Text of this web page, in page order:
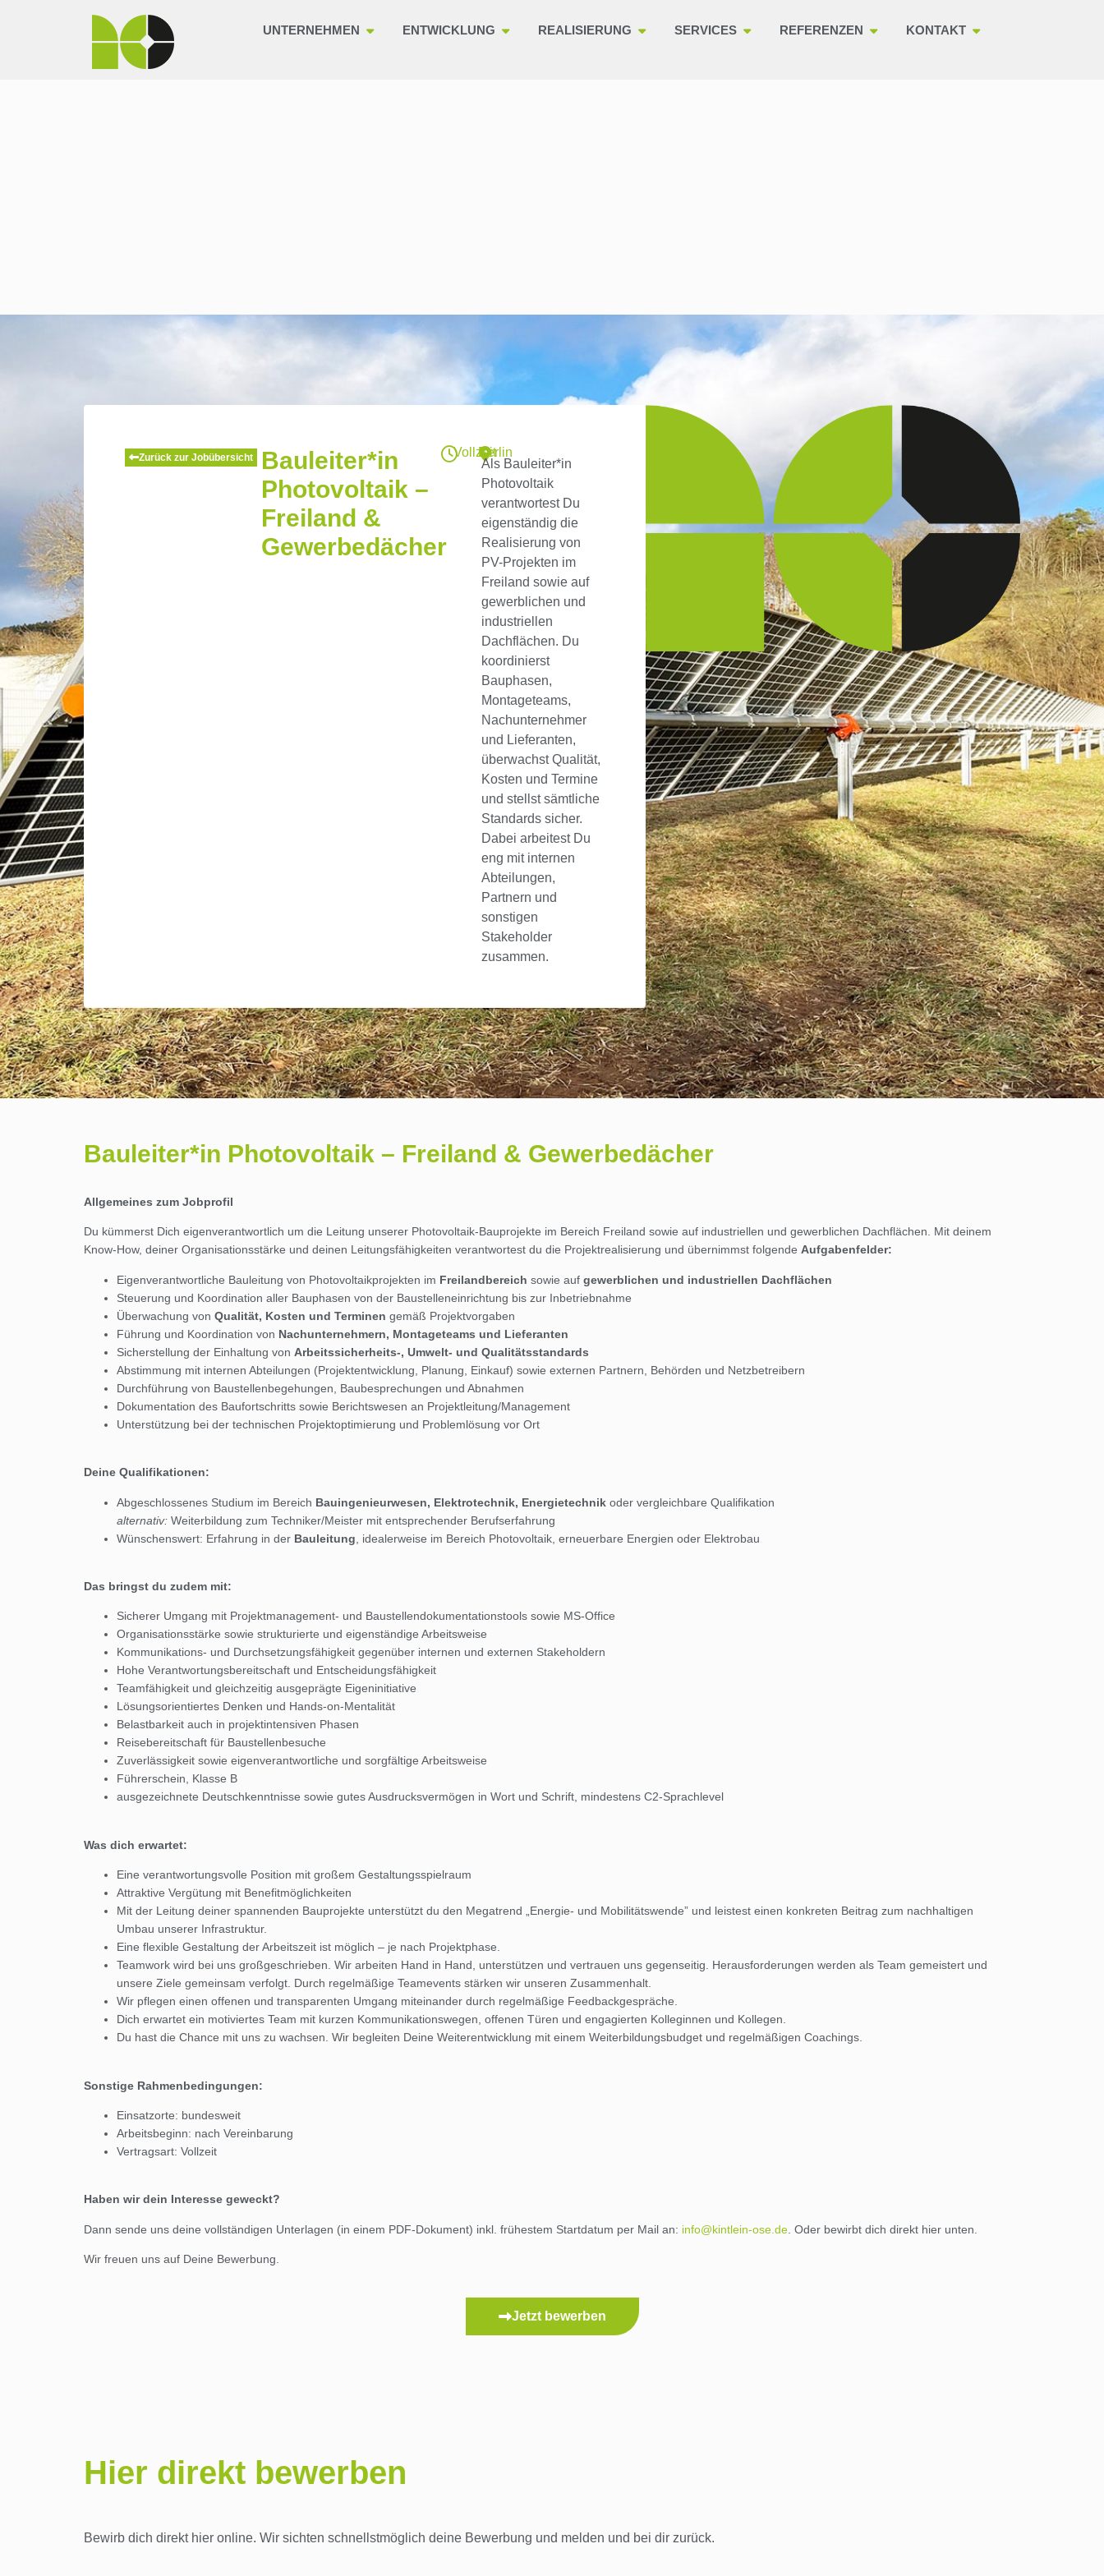
UNTERNEHMEN ENTWICKLUNG REALISIERUNG SERVICES REFERENZEN KONTAKT
Zurück zur Jobübersicht
Bauleiter*in
Photovoltaik –
Freiland &
Gewerbedächer
Vollzeit
Berlin
Als Bauleiter*in
Photovoltaik
verantwortest Du
eigenständig die
Realisierung von
PV-Projekten im
Freiland sowie auf
gewerblichen und
industriellen
Dachflächen. Du
koordinierst
Bauphasen,
Montageteams,
Nachunternehmer
und Lieferanten,
überwachst Qualität,
Kosten und Termine
und stellst sämtliche
Standards sicher.
Dabei arbeitest Du
eng mit internen
Abteilungen,
Partnern und
sonstigen
Stakeholder
zusammen.
Bauleiter*in Photovoltaik – Freiland & Gewerbedächer
Allgemeines zum Jobprofil
Du kümmerst Dich eigenverantwortlich um die Leitung unserer Photovoltaik-Bauprojekte im Bereich Freiland sowie auf industriellen und gewerblichen Dachflächen. Mit deinem
Know-How, deiner Organisationsstärke und deinen Leitungsfähigkeiten verantwortest du die Projektrealisierung und übernimmst folgende Aufgabenfelder:
Eigenverantwortliche Bauleitung von Photovoltaikprojekten im Freilandbereich sowie auf gewerblichen und industriellen Dachflächen
Steuerung und Koordination aller Bauphasen von der Baustelleneinrichtung bis zur Inbetriebnahme
Überwachung von Qualität, Kosten und Terminen gemäß Projektvorgaben
Führung und Koordination von Nachunternehmern, Montageteams und Lieferanten
Sicherstellung der Einhaltung von Arbeitssicherheits-, Umwelt- und Qualitätsstandards
Abstimmung mit internen Abteilungen (Projektentwicklung, Planung, Einkauf) sowie externen Partnern, Behörden und Netzbetreibern
Durchführung von Baustellenbegehungen, Baubesprechungen und Abnahmen
Dokumentation des Baufortschritts sowie Berichtswesen an Projektleitung/Management
Unterstützung bei der technischen Projektoptimierung und Problemlösung vor Ort
Deine Qualifikationen:
Abgeschlossenes Studium im Bereich Bauingenieurwesen, Elektrotechnik, Energietechnik oder vergleichbare Qualifikation
alternativ: Weiterbildung zum Techniker/Meister mit entsprechender Berufserfahrung
Wünschenswert: Erfahrung in der Bauleitung , idealerweise im Bereich Photovoltaik, erneuerbare Energien oder Elektrobau
Das bringst du zudem mit:
Sicherer Umgang mit Projektmanagement- und Baustellendokumentationstools sowie MS-Office
Organisationsstärke sowie strukturierte und eigenständige Arbeitsweise
Kommunikations- und Durchsetzungsfähigkeit gegenüber internen und externen Stakeholdern
Hohe Verantwortungsbereitschaft und Entscheidungsfähigkeit
Teamfähigkeit und gleichzeitig ausgeprägte Eigeninitiative
Lösungsorientiertes Denken und Hands-on-Mentalität
Belastbarkeit auch in projektintensiven Phasen
Reisebereitschaft für Baustellenbesuche
Zuverlässigkeit sowie eigenverantwortliche und sorgfältige Arbeitsweise
Führerschein, Klasse B
ausgezeichnete Deutschkenntnisse sowie gutes Ausdrucksvermögen in Wort und Schrift, mindestens C2-Sprachlevel
Was dich erwartet:
Eine verantwortungsvolle Position mit großem Gestaltungsspielraum
Attraktive Vergütung mit Benefitmöglichkeiten
Mit der Leitung deiner spannenden Bauprojekte unterstützt du den Megatrend „Energie- und Mobilitätswende” und leistest einen konkreten Beitrag zum nachhaltigen
Umbau unserer Infrastruktur.
Eine flexible Gestaltung der Arbeitszeit ist möglich – je nach Projektphase.
Teamwork wird bei uns großgeschrieben. Wir arbeiten Hand in Hand, unterstützen und vertrauen uns gegenseitig. Herausforderungen werden als Team gemeistert und
unsere Ziele gemeinsam verfolgt. Durch regelmäßige Teamevents stärken wir unseren Zusammenhalt.
Wir pflegen einen offenen und transparenten Umgang miteinander durch regelmäßige Feedbackgespräche.
Dich erwartet ein motiviertes Team mit kurzen Kommunikationswegen, offenen Türen und engagierten Kolleginnen und Kollegen.
Du hast die Chance mit uns zu wachsen. Wir begleiten Deine Weiterentwicklung mit einem Weiterbildungsbudget und regelmäßigen Coachings.
Sonstige Rahmenbedingungen:
Einsatzorte: bundesweit
Arbeitsbeginn: nach Vereinbarung
Vertragsart: Vollzeit
Haben wir dein Interesse geweckt?
Dann sende uns deine vollständigen Unterlagen (in einem PDF-Dokument) inkl. frühestem Startdatum per Mail an: info@kintlein-ose.de . Oder bewirbt dich direkt hier unten.
Wir freuen uns auf Deine Bewerbung.
Jetzt bewerben
Hier direkt bewerben
Bewirb dich direkt hier online. Wir sichten schnellstmöglich deine Bewerbung und melden und bei dir zurück.